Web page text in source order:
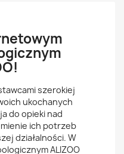
szerokiej
ukochanych
do opieki nad
ich potrzeb
działalności. W
ALIZOO